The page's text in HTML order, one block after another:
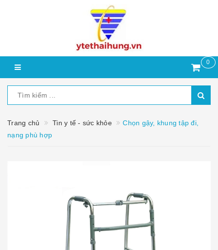
0
Trang chủ Tin y tế - sức khỏe
Chọn gậy, khung tập đi,
nạng phù hợp